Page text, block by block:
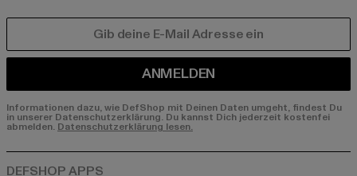
ANMELDEN
Informationen dazu, wie DefShop mit Deinen Daten umgeht, findest Du
in unserer Datenschutzerklärung. Du kannst Dich jederzeit kostenfei
abmelden. Datenschutzerklärung lesen.